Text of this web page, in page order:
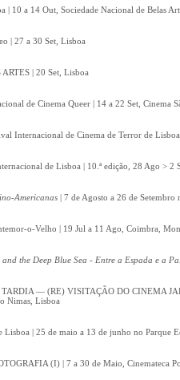
| 10 a 14 Out, Sociedade Nacional de Belas
| 27 a 30 Set, Lisboa
| 20 Set, Lisboa
de Cinema Queer | 14 a 22 Set, Cinema
Internacional de Cinema de Terror de
de Lisboa | 10.ª edição, 28 Ago > 2
Americanas | 7 de Agosto a 26 de Setembro
o-Velho | 19 Jul a 11 Ago, Coimbra,
and the Deep Blue Sea - Entre a Espada e a
— (RE) VISITAÇÃO DO CINEMA
Nimas, Lisboa
Lisboa | 25 de maio a 13 de junho no Parque
(I) | 7 a 30 de Maio, Cinemateca